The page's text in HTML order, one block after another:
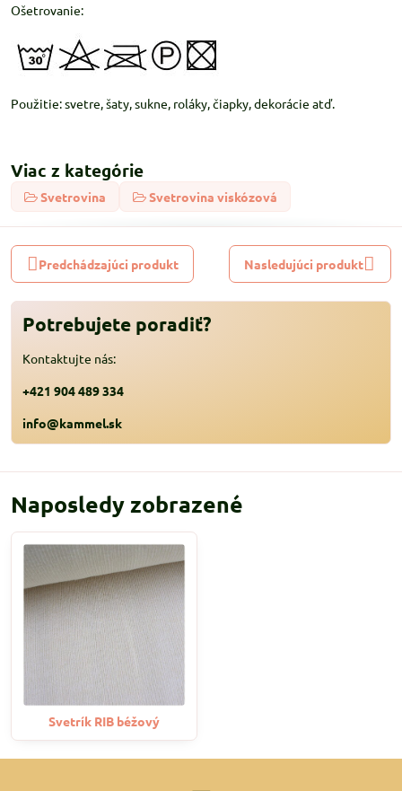
Ošetrovanie:
Použitie: svetre, šaty, sukne, roláky, čiapky, dekorácie atď.
Viac z kategórie
Svetrovina Svetrovina viskózová
Predchádzajúci produkt Nasledujúci produkt
Potrebujete poradiť?
Kontaktujte nás:
+421 904 489 334
info@kammel.sk
Naposledy zobrazené
Svetrík RIB béžový